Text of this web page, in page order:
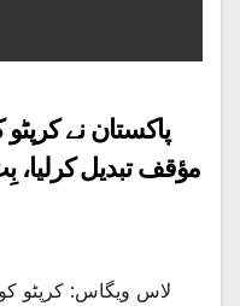
پاکستان نے
مؤقف تبدیل کرلیا،
لاس ویگاس: کرپٹو